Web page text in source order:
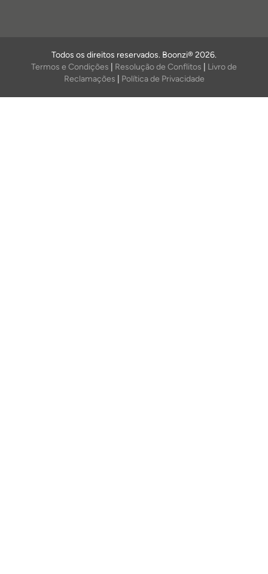
Todos os direitos reservados. Boonzi® 2026.
Termos e Condições
Resolução de Conflitos
Livro de
Reclamações
Política de Privacidade